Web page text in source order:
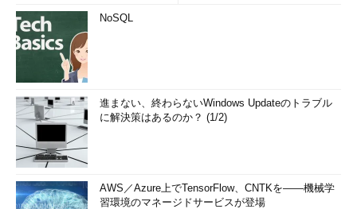
NoSQL
進まない、終わらないWindows Updateのトラブル
に解決策はあるのか？ (1/2)
AWS／Azure上でTensorFlow、CNTKを――機械学
習環境のマネージドサービスが登場